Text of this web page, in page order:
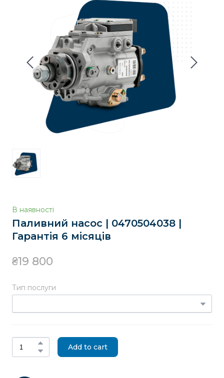
В наявності
Паливний насос | 0470504038 |
Гарантія 6 місяців
₴19 800
Тип послуги
Add to cart